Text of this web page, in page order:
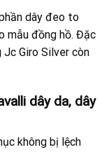
dây đeo to
mẫu đồng hồ. Đặc
Giro Silver còn
dây da, dây
không bị lệch